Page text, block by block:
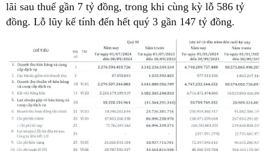
lãi sau thuế gần 7 tỷ đồng, trong khi cùng kỳ lỗ 586 tỷ
đồng. Lỗ lũy kế tính đến hết quý 3 gần 147 tỷ đồng.